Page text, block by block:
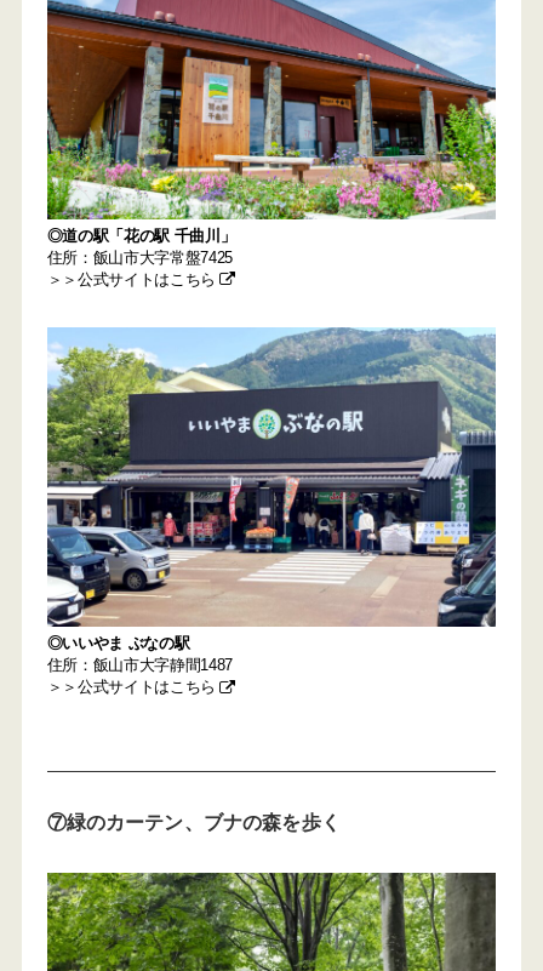
◎道の駅「花の駅 千曲川」
住所：飯山市大字常盤7425
＞＞公式サイトはこちら
◎いいやま ぶなの駅
住所：飯山市大字静間1487
＞＞公式サイトはこちら
⑦緑のカーテン、ブナの森を歩く